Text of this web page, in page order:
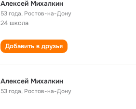
Алексей Михалкин
53 года, Ростов-на-Дону
24 школа
Добавить в друзья
Алексей Михалкин
53 года, Ростов-на-Дону